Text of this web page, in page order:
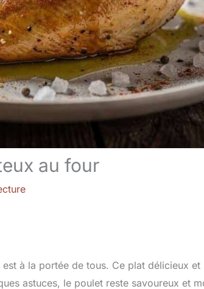
au four
à la portée de tous. Ce plat délicieux
astuces, le poulet reste savoureux et